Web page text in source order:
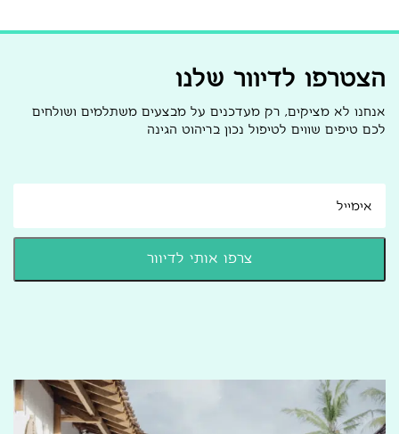
הצטרפו לדיוור שלנו
אנחנו לא מציקים, רק מעדכנים על מבצעים משתלמים ושולחים
לכם טיפים שווים לטיפול נכון בריהוט הגינה